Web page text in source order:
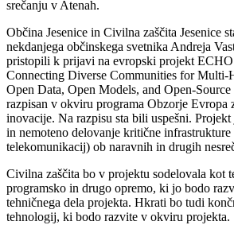
srečanju v Atenah.
Občina Jesenice in Civilna zaščita Jesenice
nekdanjega občinskega svetnika Andreja
pristopili k prijavi na evropski projekt
Connecting Diverse Communities for Multi-
Open Data, Open Models, and Open-
razpisan v okviru programa Obzorje Evropa
inovacije. Na razpisu sta bili uspešni.
in nemoteno delovanje kritične
telekomunikacij) ob naravnih in drugih
Civilna zaščita bo v projektu sodelovala kot
programsko in drugo opremo, ki jo bodo
tehničnega dela projekta. Hkrati bo tudi
tehnologij, ki bodo razvite v okviru projekta.